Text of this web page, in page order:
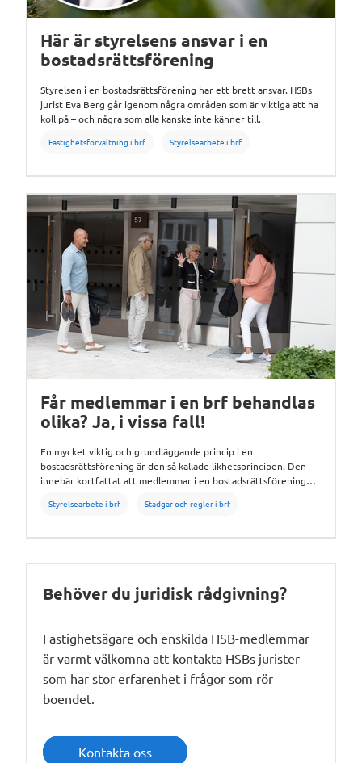
Här är styrelsens ansvar i en
bostadsrättsförening
Styrelsen i en bostadsrättsförening har ett brett ansvar. HSBs
jurist Eva Berg går igenom några områden som är viktiga att ha
koll på – och några som alla kanske inte känner till.
Fastighetsförvaltning i brf Styrelsearbete i brf
Får medlemmar i en brf behandlas
olika? Ja, i vissa fall!
En mycket viktig och grundläggande princip i en
bostadsrättsförening är den så kallade likhetsprincipen. Den
innebär kortfattat att medlemmar i en bostadsrättsförening
sammanhang – du har säkert hört talas om principen.
Styrelsearbete i brf Stadgar och regler i brf
Behöver du juridisk rådgivning?
Fastighetsägare och enskilda HSB-medlemmar
är varmt välkomna att kontakta HSBs jurister
som har stor erfarenhet i frågor som rör
boendet.
Kontakta oss